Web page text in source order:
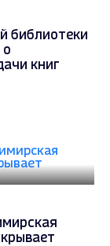
библиотеки
о
книг